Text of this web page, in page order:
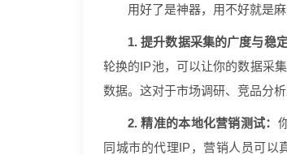
用好了是神器，用不好就是
1. 提升数据采集的广度与稳
轮换的IP池，可以让你的数据采
数据。这对于市场调研、竞品分析
2. 精准的本地化营销测试：
同城市的代理IP，营销人员可以